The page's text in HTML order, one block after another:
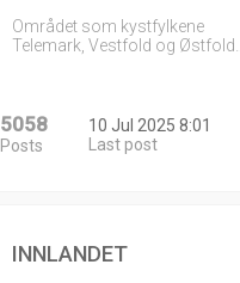
Området som kystfylkene
Telemark, Vestfold og Østfold…
5058
Posts
10 Jul 2025 8:01
Last post
INNLANDET